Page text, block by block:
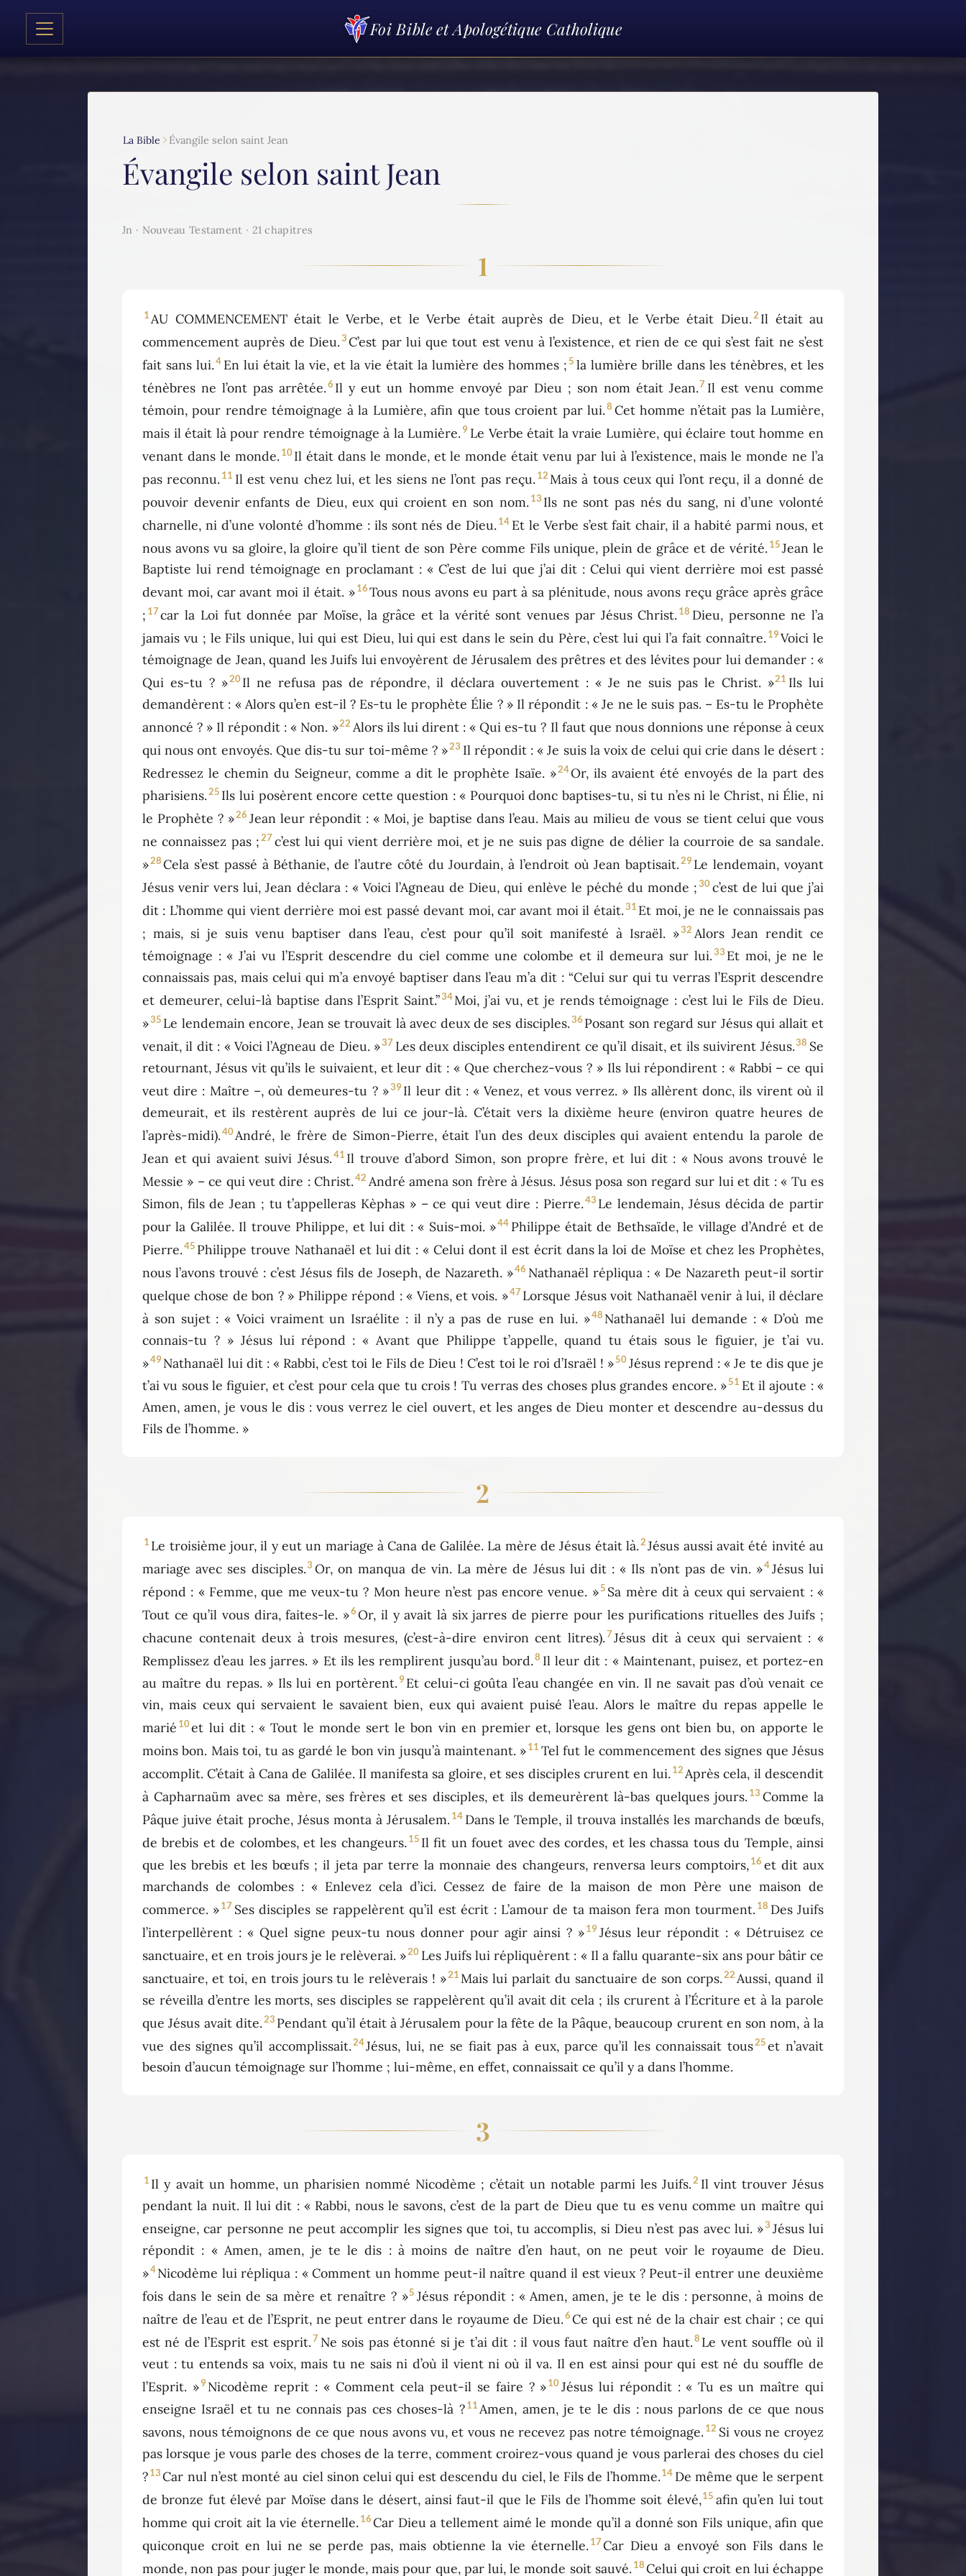
Foi Bible et Apologétique Catholique
La Bible Évangile selon saint Jean
Évangile selon saint Jean
Jn · Nouveau Testament · 21 chapitres
1
1 AU COMMENCEMENT était le Verbe, et le Verbe était auprès de Dieu, et le Verbe était Dieu.2 Il était au
commencement auprès de Dieu.3 C’est par lui que tout est venu à l’existence, et rien de ce qui s’est fait ne s’est
fait sans lui.4 En lui était la vie, et la vie était la lumière des hommes ;5 la lumière brille dans les ténèbres, et les
ténèbres ne l’ont pas arrêtée.6 Il y eut un homme envoyé par Dieu ; son nom était Jean.7 Il est venu comme
témoin, pour rendre témoignage à la Lumière, afin que tous croient par lui. 8 Cet homme n’était pas la Lumière,
mais il était là pour rendre témoignage à la Lumière. 9 Le Verbe était la vraie Lumière, qui éclaire tout homme en
venant dans le monde. 10 Il était dans le monde, et le monde était venu par lui à l’existence, mais le monde ne l’a
pas reconnu. 11 Il est venu chez lui, et les siens ne l’ont pas reçu. 12 Mais à tous ceux qui l’ont reçu, il a donné de
pouvoir devenir enfants de Dieu, eux qui croient en son nom. 13 Ils ne sont pas nés du sang, ni d’une volonté
charnelle, ni d’une volonté d’homme : ils sont nés de Dieu. 14 Et le Verbe s’est fait chair, il a habité parmi nous, et
nous avons vu sa gloire, la gloire qu’il tient de son Père comme Fils unique, plein de grâce et de vérité. 15Jean le
Baptiste lui rend témoignage en proclamant : « C’est de lui que j’ai dit : Celui qui vient derrière moi est passé
devant moi, car avant moi il était. »16 Tous nous avons eu part à sa plénitude, nous avons reçu grâce après grâce
; 17 car la Loi fut donnée par Moïse, la grâce et la vérité sont venues par Jésus Christ. 18 Dieu, personne ne l’a
jamais vu ; le Fils unique, lui qui est Dieu, lui qui est dans le sein du Père, c’est lui qui l’a fait connaître. 19Voici le
témoignage de Jean, quand les Juifs lui envoyèrent de Jérusalem des prêtres et des lévites pour lui demander : «
Qui es-tu ? »20Il ne refusa pas de répondre, il déclara ouvertement : « Je ne suis pas le Christ. »21 Ils lui
demandèrent : « Alors qu’en est-il ? Es-tu le prophète Élie ? » Il répondit : « Je ne le suis pas. – Es-tu le Prophète
annoncé ? » Il répondit : « Non. »22 Alors ils lui dirent : « Qui es-tu ? Il faut que nous donnions une réponse à ceux
qui nous ont envoyés. Que dis-tu sur toi-même ? »23 Il répondit : « Je suis la voix de celui qui crie dans le désert :
Redressez le chemin du Seigneur, comme a dit le prophète Isaïe. »24Or, ils avaient été envoyés de la part des
pharisiens.25 Ils lui posèrent encore cette question : « Pourquoi donc baptises-tu, si tu n’es ni le Christ, ni Élie, ni
le Prophète ? »26 Jean leur répondit : « Moi, je baptise dans l’eau. Mais au milieu de vous se tient celui que vous
ne connaissez pas ;27 c’est lui qui vient derrière moi, et je ne suis pas digne de délier la courroie de sa sandale.
»28 Cela s’est passé à Béthanie, de l’autre côté du Jourdain, à l’endroit où Jean baptisait.29 Le lendemain, voyant
Jésus venir vers lui, Jean déclara : « Voici l’Agneau de Dieu, qui enlève le péché du monde ;30c’est de lui que j’ai
dit : L’homme qui vient derrière moi est passé devant moi, car avant moi il était.31 Et moi, je ne le connaissais pas
; mais, si je suis venu baptiser dans l’eau, c’est pour qu’il soit manifesté à Israël. »32 Alors Jean rendit ce
témoignage : « J’ai vu l’Esprit descendre du ciel comme une colombe et il demeura sur lui.33 Et moi, je ne le
connaissais pas, mais celui qui m’a envoyé baptiser dans l’eau m’a dit : “Celui sur qui tu verras l’Esprit descendre
et demeurer, celui-là baptise dans l’Esprit Saint.”34Moi, j’ai vu, et je rends témoignage : c’est lui le Fils de Dieu.
»35 Le lendemain encore, Jean se trouvait là avec deux de ses disciples.36 Posant son regard sur Jésus qui allait et
venait, il dit : « Voici l’Agneau de Dieu. »37 Les deux disciples entendirent ce qu’il disait, et ils suivirent Jésus.38 Se
retournant, Jésus vit qu’ils le suivaient, et leur dit : « Que cherchez-vous ? » Ils lui répondirent : « Rabbi – ce qui
veut dire : Maître –, où demeures-tu ? »39 Il leur dit : « Venez, et vous verrez. » Ils allèrent donc, ils virent où il
demeurait, et ils restèrent auprès de lui ce jour-là. C’était vers la dixième heure (environ quatre heures de
l’après-midi).40André, le frère de Simon-Pierre, était l’un des deux disciples qui avaient entendu la parole de
Jean et qui avaient suivi Jésus.41 Il trouve d’abord Simon, son propre frère, et lui dit : « Nous avons trouvé le
Messie » – ce qui veut dire : Christ.42 André amena son frère à Jésus. Jésus posa son regard sur lui et dit : « Tu es
Simon, fils de Jean ; tu t’appelleras Kèphas » – ce qui veut dire : Pierre.43 Le lendemain, Jésus décida de partir
pour la Galilée. Il trouve Philippe, et lui dit : « Suis-moi. »44 Philippe était de Bethsaïde, le village d’André et de
Pierre.45 Philippe trouve Nathanaël et lui dit : « Celui dont il est écrit dans la loi de Moïse et chez les Prophètes,
nous l’avons trouvé : c’est Jésus fils de Joseph, de Nazareth. »46 Nathanaël répliqua : « De Nazareth peut-il sortir
quelque chose de bon ? » Philippe répond : « Viens, et vois. »47 Lorsque Jésus voit Nathanaël venir à lui, il déclare
à son sujet : « Voici vraiment un Israélite : il n’y a pas de ruse en lui. »48 Nathanaël lui demande : « D’où me
connais-tu ? » Jésus lui répond : « Avant que Philippe t’appelle, quand tu étais sous le figuier, je t’ai vu.
»49 Nathanaël lui dit : « Rabbi, c’est toi le Fils de Dieu ! C’est toi le roi d’Israël ! »50Jésus reprend : « Je te dis que je
t’ai vu sous le figuier, et c’est pour cela que tu crois ! Tu verras des choses plus grandes encore. »51 Et il ajoute : «
Amen, amen, je vous le dis : vous verrez le ciel ouvert, et les anges de Dieu monter et descendre au-dessus du
Fils de l’homme. »
2
1 Le troisième jour, il y eut un mariage à Cana de Galilée. La mère de Jésus était là.2 Jésus aussi avait été invité au
mariage avec ses disciples.3 Or, on manqua de vin. La mère de Jésus lui dit : « Ils n’ont pas de vin. »4Jésus lui
répond : « Femme, que me veux-tu ? Mon heure n’est pas encore venue. »5 Sa mère dit à ceux qui servaient : «
Tout ce qu’il vous dira, faites-le. »6 Or, il y avait là six jarres de pierre pour les purifications rituelles des Juifs ;
chacune contenait deux à trois mesures, (c’est-à-dire environ cent litres).7 Jésus dit à ceux qui servaient : «
Remplissez d’eau les jarres. » Et ils les remplirent jusqu’au bord.8 Il leur dit : « Maintenant, puisez, et portez-en
au maître du repas. » Ils lui en portèrent. 9 Et celui-ci goûta l’eau changée en vin. Il ne savait pas d’où venait ce
vin, mais ceux qui servaient le savaient bien, eux qui avaient puisé l’eau. Alors le maître du repas appelle le
marié 10et lui dit : « Tout le monde sert le bon vin en premier et, lorsque les gens ont bien bu, on apporte le
moins bon. Mais toi, tu as gardé le bon vin jusqu’à maintenant. »11 Tel fut le commencement des signes que Jésus
accomplit. C’était à Cana de Galilée. Il manifesta sa gloire, et ses disciples crurent en lui. 12Après cela, il descendit
à Capharnaüm avec sa mère, ses frères et ses disciples, et ils demeurèrent là-bas quelques jours. 13 Comme la
Pâque juive était proche, Jésus monta à Jérusalem. 14 Dans le Temple, il trouva installés les marchands de bœufs,
de brebis et de colombes, et les changeurs. 15 Il fit un fouet avec des cordes, et les chassa tous du Temple, ainsi
que les brebis et les bœufs ; il jeta par terre la monnaie des changeurs, renversa leurs comptoirs,16 et dit aux
marchands de colombes : « Enlevez cela d’ici. Cessez de faire de la maison de mon Père une maison de
commerce. »17 Ses disciples se rappelèrent qu’il est écrit : L’amour de ta maison fera mon tourment. 18 Des Juifs
l’interpellèrent : « Quel signe peux-tu nous donner pour agir ainsi ? »19 Jésus leur répondit : « Détruisez ce
sanctuaire, et en trois jours je le relèverai. »20 Les Juifs lui répliquèrent : « Il a fallu quarante-six ans pour bâtir ce
sanctuaire, et toi, en trois jours tu le relèverais ! »21 Mais lui parlait du sanctuaire de son corps.22 Aussi, quand il
se réveilla d’entre les morts, ses disciples se rappelèrent qu’il avait dit cela ; ils crurent à l’Écriture et à la parole
que Jésus avait dite.23 Pendant qu’il était à Jérusalem pour la fête de la Pâque, beaucoup crurent en son nom, à la
vue des signes qu’il accomplissait.24Jésus, lui, ne se fiait pas à eux, parce qu’il les connaissait tous25 et n’avait
besoin d’aucun témoignage sur l’homme ; lui-même, en effet, connaissait ce qu’il y a dans l’homme.
3
1 Il y avait un homme, un pharisien nommé Nicodème ; c’était un notable parmi les Juifs. 2 Il vint trouver Jésus
pendant la nuit. Il lui dit : « Rabbi, nous le savons, c’est de la part de Dieu que tu es venu comme un maître qui
enseigne, car personne ne peut accomplir les signes que toi, tu accomplis, si Dieu n’est pas avec lui. »3 Jésus lui
répondit : « Amen, amen, je te le dis : à moins de naître d’en haut, on ne peut voir le royaume de Dieu.
»4Nicodème lui répliqua : « Comment un homme peut-il naître quand il est vieux ? Peut-il entrer une deuxième
fois dans le sein de sa mère et renaître ? »5 Jésus répondit : « Amen, amen, je te le dis : personne, à moins de
naître de l’eau et de l’Esprit, ne peut entrer dans le royaume de Dieu.6 Ce qui est né de la chair est chair ; ce qui
est né de l’Esprit est esprit. 7 Ne sois pas étonné si je t’ai dit : il vous faut naître d’en haut.8 Le vent souffle où il
veut : tu entends sa voix, mais tu ne sais ni d’où il vient ni où il va. Il en est ainsi pour qui est né du souffle de
l’Esprit. »9 Nicodème reprit : « Comment cela peut-il se faire ? »10Jésus lui répondit : « Tu es un maître qui
enseigne Israël et tu ne connais pas ces choses-là ? 11Amen, amen, je te le dis : nous parlons de ce que nous
savons, nous témoignons de ce que nous avons vu, et vous ne recevez pas notre témoignage. 12 Si vous ne croyez
pas lorsque je vous parle des choses de la terre, comment croirez-vous quand je vous parlerai des choses du ciel
?13 Car nul n’est monté au ciel sinon celui qui est descendu du ciel, le Fils de l’homme.14 De même que le serpent
de bronze fut élevé par Moïse dans le désert, ainsi faut-il que le Fils de l’homme soit élevé,15 afin qu’en lui tout
homme qui croit ait la vie éternelle. 16 Car Dieu a tellement aimé le monde qu’il a donné son Fils unique, afin que
quiconque croit en lui ne se perde pas, mais obtienne la vie éternelle. 17 Car Dieu a envoyé son Fils dans le
monde, non pas pour juger le monde, mais pour que, par lui, le monde soit sauvé. 18Celui qui croit en lui échappe